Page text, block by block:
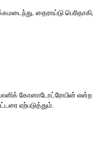
தைராய்டு பெரிதாகி,
கோனாடோட்ரோபின் என்ற
ஏற்படுத்தும்.